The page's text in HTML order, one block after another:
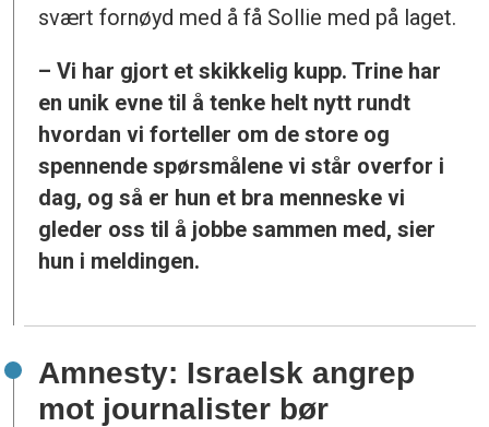
svært fornøyd med å få Sollie med på laget.
– Vi har gjort et skikkelig kupp. Trine har
en unik evne til å tenke helt nytt rundt
hvordan vi forteller om de store og
spennende spørsmålene vi står overfor i
dag, og så er hun et bra menneske vi
gleder oss til å jobbe sammen med, sier
hun i meldingen.
Amnesty: Israelsk angrep
mot journalister bør